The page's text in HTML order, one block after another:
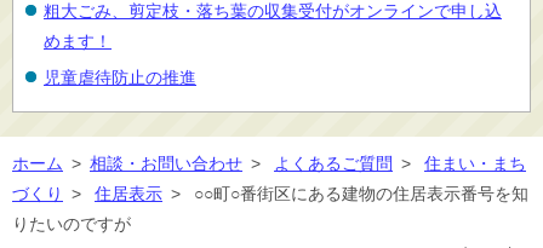
粗大ごみ、剪定枝・落ち葉の収集受付がオンラインで申し込
めます！
児童虐待防止の推進
ホーム > 相談・お問い合わせ > よくあるご質問 >
住まい・まち
づくり
> 住居表示 >
○○町○番街区にある建物の住居表示番号を知
りたいのですが